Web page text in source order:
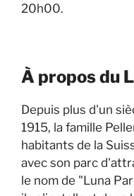
20h00.
À propos du
Depuis plus d'un
1915, la famille
habitants de la
avec son parc
le nom de "Luna